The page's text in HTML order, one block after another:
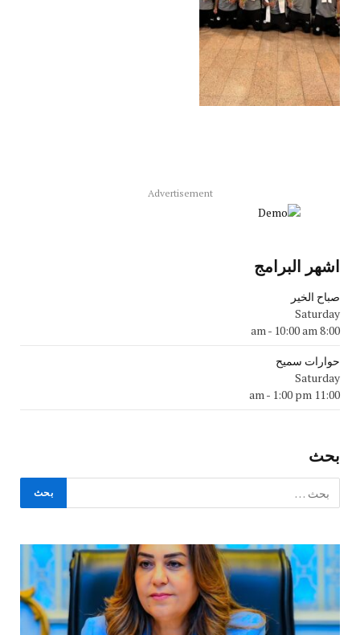
Advertisement
اشهر البرامج
صباح الخير
Saturday
8:00 am
- 10:00 am
حوارات سميح
Saturday
11:00 am
- 1:00 pm
بحث